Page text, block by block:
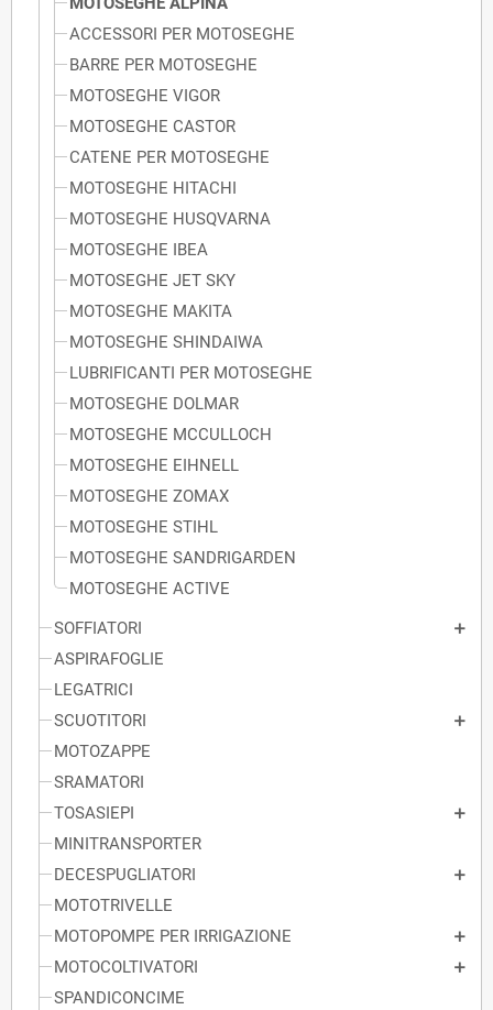
ACCESSORI PER MOTOSEGHE
BARRE PER MOTOSEGHE
MOTOSEGHE VIGOR
MOTOSEGHE CASTOR
CATENE PER MOTOSEGHE
MOTOSEGHE HITACHI
MOTOSEGHE HUSQVARNA
MOTOSEGHE IBEA
MOTOSEGHE JET SKY
MOTOSEGHE MAKITA
MOTOSEGHE SHINDAIWA
LUBRIFICANTI PER MOTOSEGHE
MOTOSEGHE DOLMAR
MOTOSEGHE MCCULLOCH
MOTOSEGHE EIHNELL
MOTOSEGHE ZOMAX
MOTOSEGHE STIHL
MOTOSEGHE SANDRIGARDEN
MOTOSEGHE ACTIVE
SOFFIATORI
ASPIRAFOGLIE
LEGATRICI
SCUOTITORI
MOTOZAPPE
SRAMATORI
TOSASIEPI
MINITRANSPORTER
DECESPUGLIATORI
MOTOTRIVELLE
MOTOPOMPE PER IRRIGAZIONE
MOTOCOLTIVATORI
SPANDICONCIME